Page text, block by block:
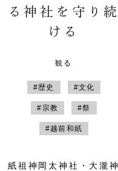
る神社を守り続
ける
観る
#歴史 #文化
#宗教 #祭
#越前和紙
紙祖神岡太神社・大瀧神